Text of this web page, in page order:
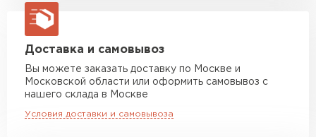
Машина до 20 тн до 80 м3
макс. длина груза 13,5 м
Манипулятор до 5 тн
Манипулятор до 10 тн
макс. длина груза 8 м
Доставка и самовывоз
Вы можете заказать доставку по Москве и
Московской области или оформить самовывоз с
нашего склада в Москве
Условия доставки и самовывоза